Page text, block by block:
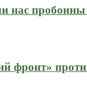
нас
фронт»